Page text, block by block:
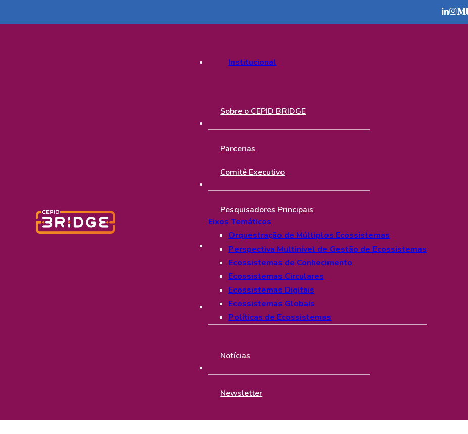
Institucional
Sobre o CEPID BRIDGE
Parcerias
Comitê Executivo
Pesquisadores Principais
Pesquisadores Associados
Equipe Completa
Eixos Temáticos
Orquestração de Múltiplos Ecossistemas
Perspectiva Multinível de Gestão de Ecossistemas
Ecossistemas de Conhecimento
Ecossistemas Circulares
Ecossistemas Digitais
Ecossistemas Globais
Políticas de Ecossistemas
Inovação
Difusão
Notícias
Newsletter